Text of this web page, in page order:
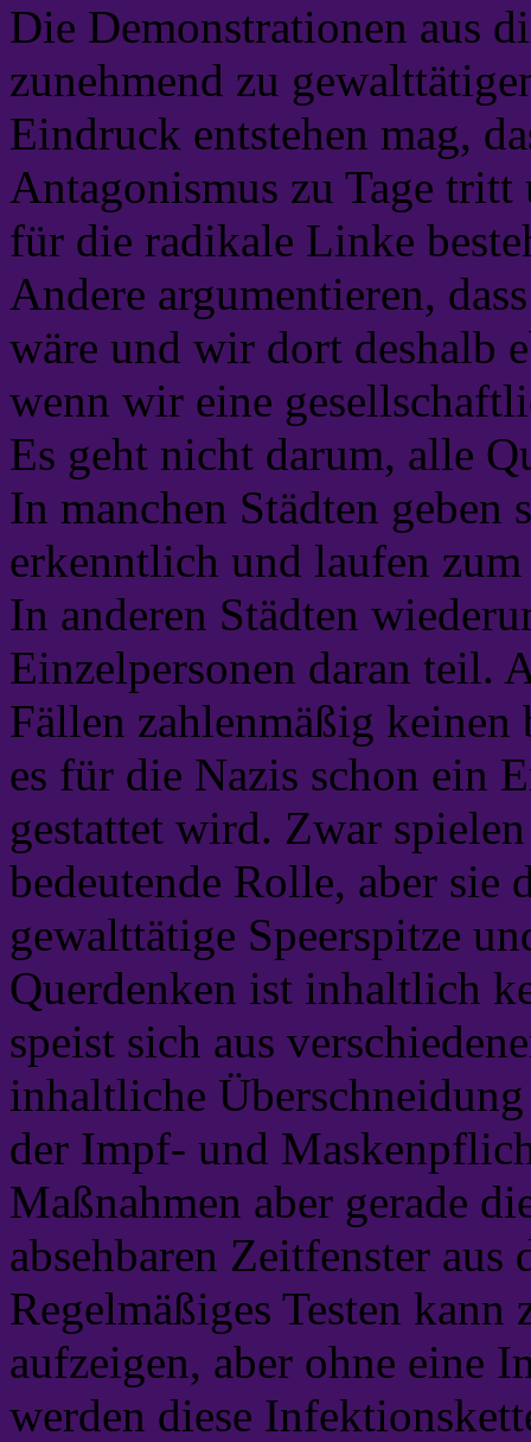
Die Demonstrationen aus
zunehmend zu
Eindruck entstehen mag,
Antagonismus zu Tage
für die radikale Linke
Andere argumentieren,
wäre und wir dort deshalb
wenn wir eine
Es geht nicht darum, alle
In manchen Städten
erkenntlich und laufen
In anderen Städten
Einzelpersonen daran teil.
Fällen zahlenmäßig
es für die Nazis schon ein
gestattet wird. Zwar
bedeutende Rolle, aber sie
gewalttätige Speerspitze
Querdenken ist inhaltlich
speist sich aus
inhaltliche
der Impf- und
Maßnahmen aber gerade
absehbaren Zeitfenster aus
Regelmäßiges Testen
aufzeigen, aber ohne eine
werden diese